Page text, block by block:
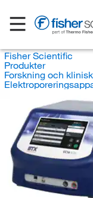
Fisher Scientific
Produkter
Forskning och